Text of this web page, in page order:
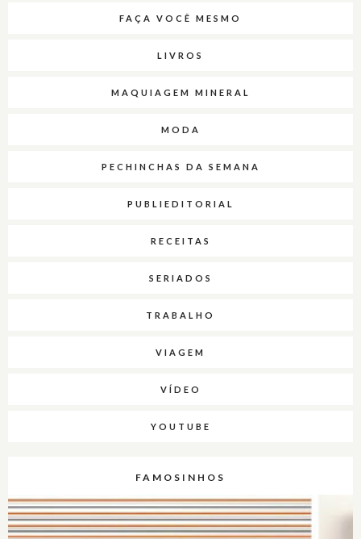
FAÇA VOCÊ MESMO
LIVROS
MAQUIAGEM MINERAL
MODA
PECHINCHAS DA SEMANA
PUBLIEDITORIAL
RECEITAS
SERIADOS
TRABALHO
VIAGEM
VÍDEO
YOUTUBE
FAMOSINHOS